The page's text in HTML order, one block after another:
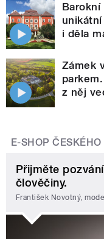
Barokní
i děla
Zámek
z něj
E-SHOP
Přijměte
člověčiny.
František Novotný,